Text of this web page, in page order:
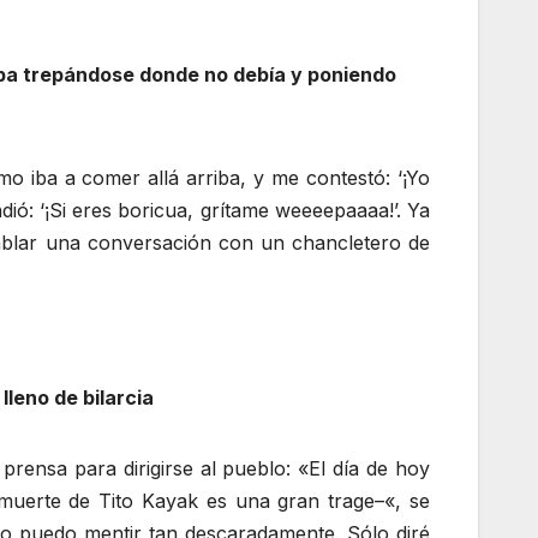
trepándose donde no debía y poniendo
iba a comer allá arriba, y me contestó: ‘¡Yo
‘¡Si eres boricua, grítame weeeepaaaa!’. Ya
una conversación con un chancletero de
de bilarcia
para dirigirse al pueblo: «El día de hoy
de Tito Kayak es una gran trage–«, se